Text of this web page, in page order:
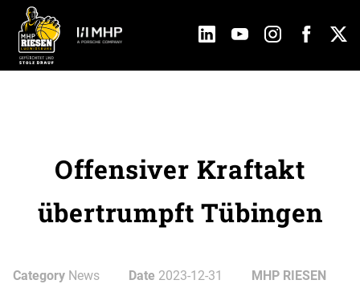
Offensiver Kraftakt
übertrumpft Tübingen
Category News Date 2023-12-31
MHP RIESEN